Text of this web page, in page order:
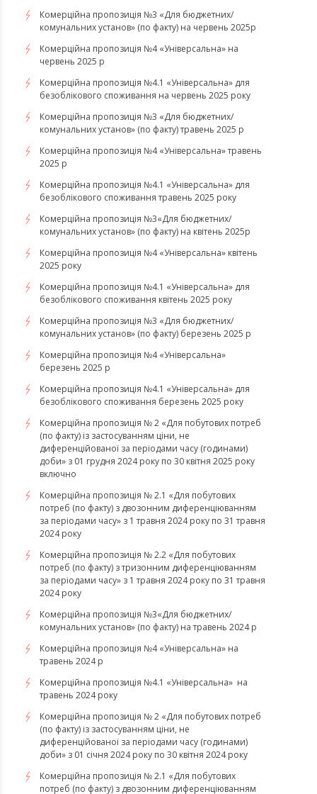
Комерційна пропозиція №3 «Для бюджетних/
комунальних установ» (по факту) на червень 2025р
Комерційна пропозиція №4 «Універсальна» на
червень 2025 р
Комерційна пропозиція №4.1 «Універсальна» для
безоблікового споживання на червень 2025 року
Комерційна пропозиція №3 «Для бюджетних/
комунальних установ» (по факту) травень 2025 р
Комерційна пропозиція №4 «Універсальна» травень
2025 р
Комерційна пропозиція №4.1 «Універсальна» для
безоблікового споживання травень 2025 року
Комерційна пропозиція №3«Для бюджетних/
комунальних установ» (по факту) на квітень 2025р
Комерційна пропозиція №4 «Універсальна» квітень
2025 року
Комерційна пропозиція №4.1 «Універсальна» для
безоблікового споживання квітень 2025 року
Комерційна пропозиція №3 «Для бюджетних/
комунальних установ» (по факту) березень 2025 р
Комерційна пропозиція №4 «Універсальна»
березень 2025 р
Комерційна пропозиція №4.1 «Універсальна» для
безоблікового споживання березень 2025 року
Комерційна пропозиція № 2 «Для побутових потреб
(по факту) із застосуванням ціни, не
диференційованої за періодами часу (годинами)
доби» з 01 грудня 2024 року по 30 квітня 2025 року
включно
Комерційна пропозиція № 2.1 «Для побутових
потреб (по факту) з двозонним диференціюванням
за періодами часу» з 1 травня 2024 року по 31 травня
2024 року
Комерційна пропозиція № 2.2 «Для побутових
потреб (по факту) з тризонним диференціюванням
за періодами часу» з 1 травня 2024 року по 31 травня
2024 року
Комерційна пропозиція №3«Для бюджетних/
комунальних установ» (по факту) на травень 2024 р
Комерційна пропозиція №4 «Універсальна» на
травень 2024 р
Комерційна пропозиція №4.1 «Універсальна» на
травень 2024 року
Комерційна пропозиція № 2 «Для побутових потреб
(по факту) із застосуванням ціни, не
диференційованої за періодами часу (годинами)
доби» з 01 січня 2024 року по 30 квітня 2024 року
Комерційна пропозиція № 2.1 «Для побутових
потреб (по факту) з двозонним диференціюванням